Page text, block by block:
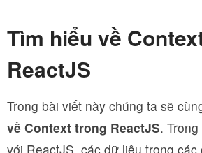
Tìm hiểu về
ReactJS
Trong bài viết này chúng ta sẽ
về Context trong ReactJS.
với ReactJS, các dữ liệu trong các